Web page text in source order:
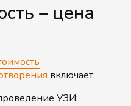
– цена
включает:
УЗИ;